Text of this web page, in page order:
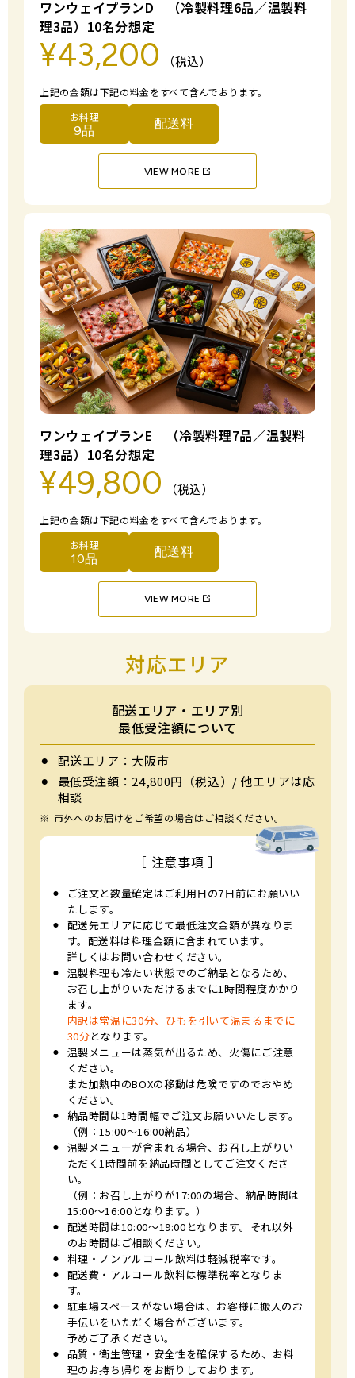
ワンウェイプランD （冷製料理6品／温製料
理3品）10名分想定
¥43,200 （税込）
上記の金額は下記の料金をすべて含んでおります。
お料理
9品 配送料
VIEW MORE
ワンウェイプランE （冷製料理7品／温製料
理3品）10名分想定
¥49,800 （税込）
上記の金額は下記の料金をすべて含んでおります。
お料理
10品 配送料
VIEW MORE
対応エリア
配送エリア・エリア別
最低受注額について
⚫︎
配送エリア：大阪市
⚫︎
最低受注額：24,800円（税込）/ 他エリアは応
相談
※ 市外へのお届けをご希望の場合はご相談ください。
［ 注意事項 ］
⚫︎
ご注文と数量確定はご利用日の7日前にお願いい
たします。
⚫︎ 配送先エリアに応じて最低注文金額が異なりま
す。配送料は料理金額に含まれています。
詳しくはお問い合わせください。
⚫︎ 温製料理も冷たい状態でのご納品となるため、
お召し上がりいただけるまでに1時間程度かかり
ます。
内訳は常温に30分、ひもを引いて温まるまでに
30分となります。
⚫︎ 温製メニューは蒸気が出るため、火傷にご注意
ください。
また加熱中のBOXの移動は危険ですのでおやめ
ください。
⚫︎
納品時間は1時間幅でご注文お願いいたします。
（例：15:00〜16:00納品）
⚫︎ 温製メニューが含まれる場合、お召し上がりい
ただく1時間前を納品時間としてご注文くださ
い。
（例：お召し上がりが17:00の場合、納品時間は
15:00〜16:00となります。）
⚫︎ 配送時間は10:00〜19:00となります。それ以外
のお時間はご相談ください。
⚫︎ 料理・ノンアルコール飲料は軽減税率です。
⚫︎ 配送費・アルコール飲料は標準税率となりま
す。
⚫︎ 駐車場スペースがない場合は、お客様に搬入のお
手伝いをいただく場合がございます。
予めご了承ください。
⚫︎ 品質・衛生管理・安全性を確保するため、お料
理のお持ち帰りをお断りしております。